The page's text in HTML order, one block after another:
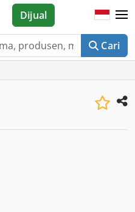
Cari
Dijual